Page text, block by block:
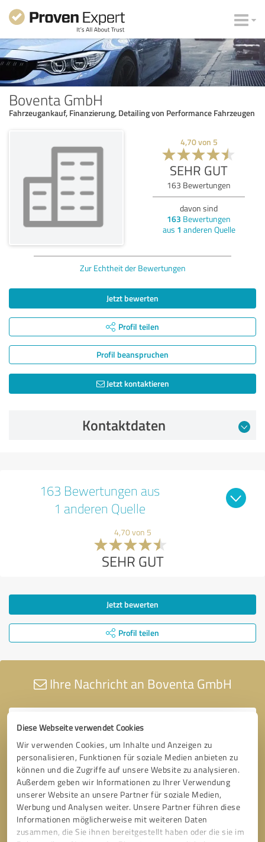
Diese Webseite verwendet Cookies
Wir verwenden Cookies, um Inhalte und Anzeigen zu
personalisieren, Funktionen für soziale Medien anbieten zu
können und die Zugriffe auf unsere Website zu analysieren.
Außerdem geben wir Informationen zu Ihrer Verwendung
unserer Website an unsere Partner für soziale Medien,
Werbung und Analysen weiter. Unsere Partner führen diese
Informationen möglicherweise mit weiteren Daten
zusammen, die Sie ihnen bereitgestellt haben oder die sie im
Boventa GmbH
Fahrzeugankauf, Finanzierung, Detailing von Performance Fahrzeugen
4,70von 5
SEHR GUT
163 Bewertungen
davon sind
163 Bewertungen
aus 1 anderen Quelle
Zur Echtheit der Bewertungen
Jetzt bewerten
Profil teilen
Profil beanspruchen
Jetzt kontaktieren
Kontaktdaten
163 Bewertungen aus
1 anderen Quelle
4,70 von 5
SEHR GUT
Jetzt bewerten
Profil teilen
Ihre Nachricht an Boventa GmbH